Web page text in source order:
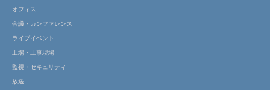
オフィス
会議・カンファレンス
ライブイベント
工場・工事現場
監視・セキュリティ
放送